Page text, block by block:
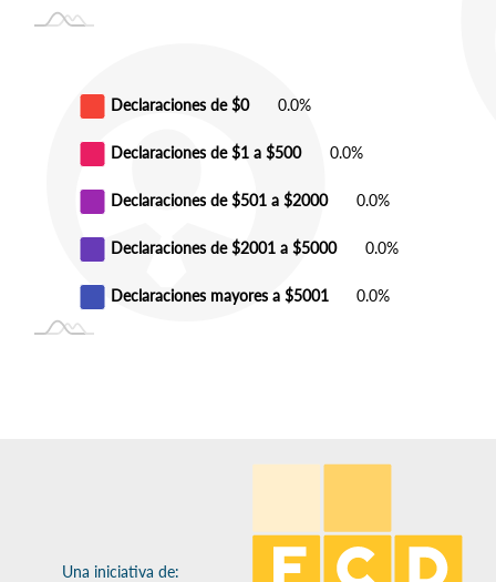
Declaraciones de $0 0.0%
Declaraciones de $1 a $500 0.0%
Declaraciones de $501 a $2000 0.0%
Declaraciones de $2001 a $5000 0.0%
Declaraciones mayores a $5001 0.0%
Una iniciativa de: